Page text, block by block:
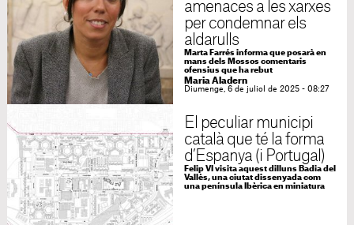
amenaces a les xarxes
per condemnar els
aldarulls
Marta Farrés informa que posarà en
mans dels Mossos comentaris
ofensius que ha rebut
Maria Aladern
Diumenge, 6 de juliol de 2025 - 08:27
El peculiar municipi
català que té la forma
d’Espanya (i Portugal)
Felip VI visita aquest dilluns Badia del
Vallès, una ciutat dissenyada com
una península Ibèrica en miniatura